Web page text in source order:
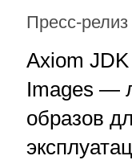
Пресс-
Axiom
Images —
образов